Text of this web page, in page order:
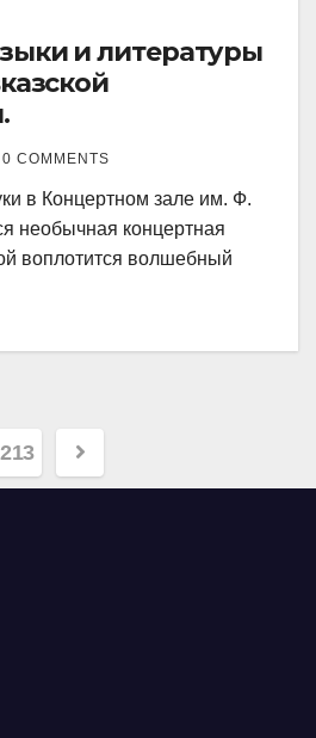
и литературы
0 COMMENTS
в Концертном зале им. Ф.
необычная концертная
воплотится волшебный
213